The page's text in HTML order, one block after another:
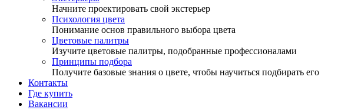
Начните проектировать свой экстерьер
Психология цвета
Понимание основ правильного выбора цвета
Цветовые палитры
Изучите цветовые палитры, подобранные профессионалами
Принципы подбора
Получите базовые знания о цвете, чтобы научиться подбирать его
Контакты
Где купить
Вакансии